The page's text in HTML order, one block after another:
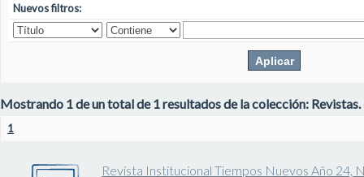
Nuevos filtros:
Mostrando 1 de un total de 1 resultados de la colección: Revistas.
1
Revista Institucional Tiempos Nuevos Año 24,